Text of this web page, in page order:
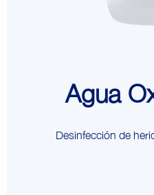
Agua
Desinfección de